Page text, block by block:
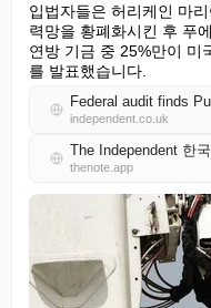
입법자들은 허리케인 마
력망을 황폐화시킨 후 푸
연방 기금 중 25%만이 미
를 발표했습니다.
independent.co.uk
The Independent 한
thenote.app